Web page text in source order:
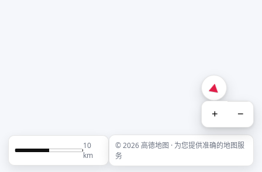
+ −
10
km
© 2026 高德地图 · 为您提供准确的地图服
务